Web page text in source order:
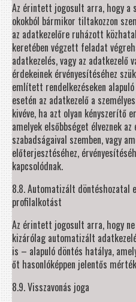
Az érintett jogosult arra, hogy a
okokból bármikor tiltakozzon
az adatkezelőre ruházott
keretében végzett feladat
adatkezelés, vagy az adatkezelő
érdekeinek érvényesítéséhez
említett rendelkezéseken
esetén az adatkezelő a
kivéve, ha azt olyan kényszerítő
amelyek elsőbbséget élveznek
szabadságaival szemben, vagy
előterjesztéséhez,
kapcsolódnak.
8.8. Automatizált döntéshozatal
profilalkotást
Az érintett jogosult arra, hogy
kizárólag automatizált
is – alapuló döntés hatálya,
őt hasonlóképpen jelentős
8.9. Visszavonás joga